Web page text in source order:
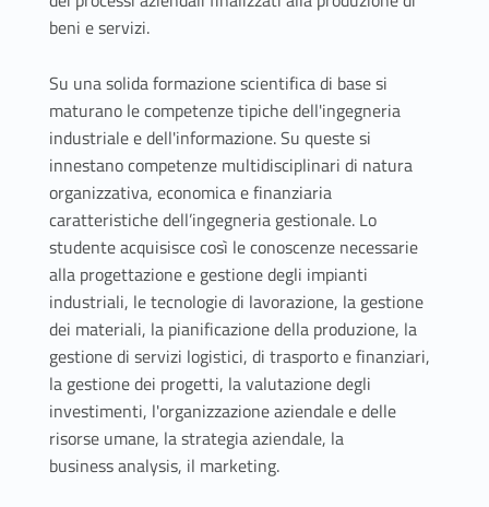
beni e servizi.
Su una solida formazione scientifica di base si
maturano le competenze tipiche dell'ingegneria
industriale e dell'informazione. Su queste si
innestano competenze multidisciplinari di natura
organizzativa, economica e finanziaria
caratteristiche dell’ingegneria gestionale. Lo
studente acquisisce così le conoscenze necessarie
alla progettazione e gestione degli impianti
industriali, le tecnologie di lavorazione, la gestione
dei materiali, la pianificazione della produzione, la
gestione di servizi logistici, di trasporto e finanziari,
la gestione dei progetti, la valutazione degli
investimenti, l'organizzazione aziendale e delle
risorse umane, la strategia aziendale, la
business analysis, il marketing.